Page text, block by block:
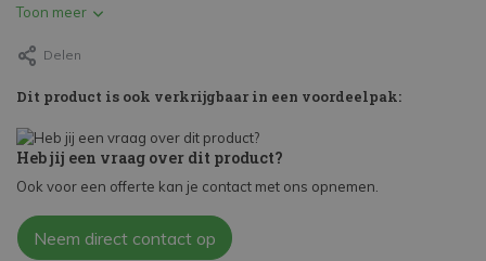
Toon meer
Delen
Dit product is ook verkrijgbaar in een voordeelpak:
Heb jij een vraag over dit product?
Ook voor een offerte kan je contact met ons opnemen.
Neem direct contact op